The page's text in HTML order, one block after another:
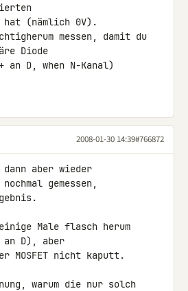
hat (nämlich 0V).
messen, damit du
Diode
D, when N-Kanal)
2008-01-30 14:39#766872
aber wieder
gemessen,
Male flasch herum
an D), aber
MOSFET nicht kaputt.
warum die nur solch